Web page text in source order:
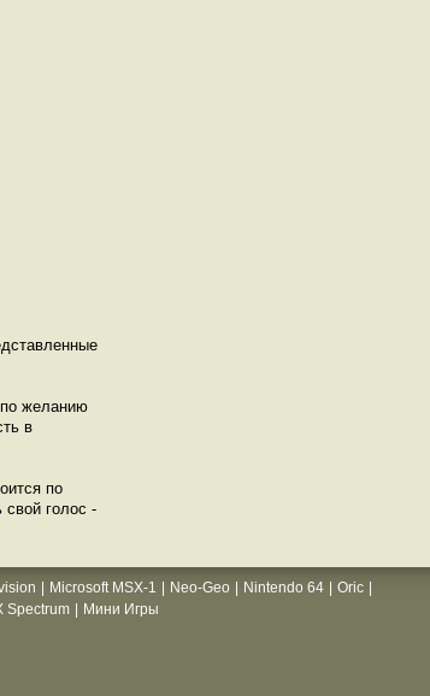
желанию
в
по
свой голос -
Microsoft MSX-1 Neo-Geo Nintendo 64 Oric
Spectrum
Мини Игры